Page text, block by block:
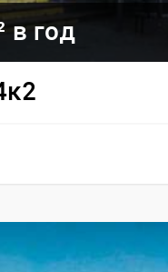
в год